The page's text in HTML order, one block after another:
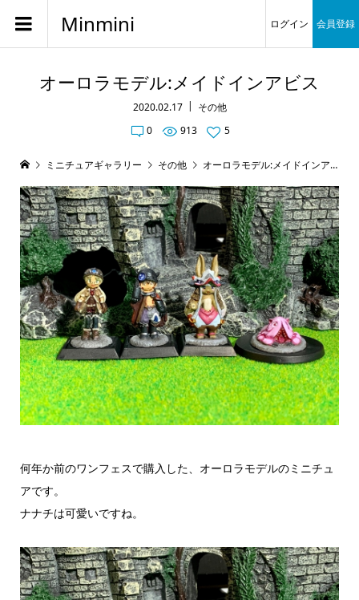
Minmini ログイン 会員登録
オーロラモデル:メイドインアビス
2020.02.17
その他
0
913 5
ミニチュアギャラリー その他 オーロラモデル:メイドインアビス
何年か前のワンフェスで購入した、オーロラモデルのミニチュ
アです。
ナナチは可愛いですね。